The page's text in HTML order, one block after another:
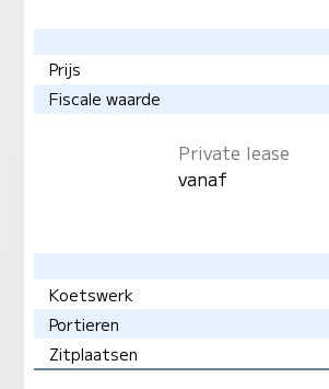
Prijs
Fiscale waarde
Private lease
vanaf
Koetswerk
Portieren
Zitplaatsen